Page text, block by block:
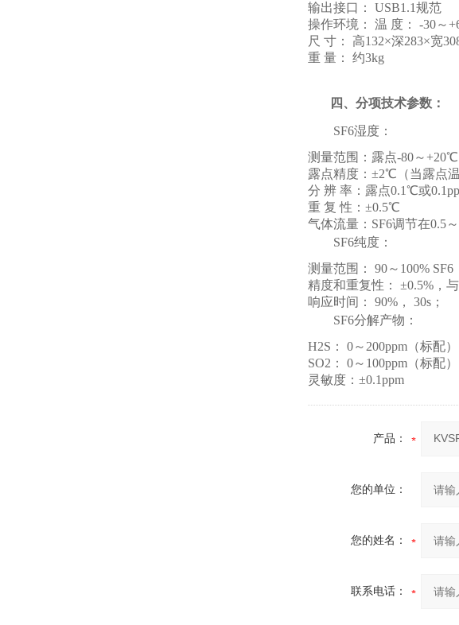
输出接口： USB1.1规范
操作环境： 温 度： -30～
尺 寸： 高132×深283×宽
重 量： 约3kg
四、分项技术参数：
SF6湿度：
测量范围：露点-80～+20℃
露点精度：±2℃（当露点
分 辨 率：露点0.1℃或
重 复 性：±0.5℃
气体流量：SF6调节在0.5
SF6纯度：
测量范围： 90～100% SF6
精度和重复性： ±0.5%，
响应时间： 90%， 30s；
SF6分解产物：
H2S： 0～200ppm（标配）
SO2： 0～100ppm（标配）
灵敏度：±0.1ppm
产品：
您的单位：
您的姓名：
联系电话：